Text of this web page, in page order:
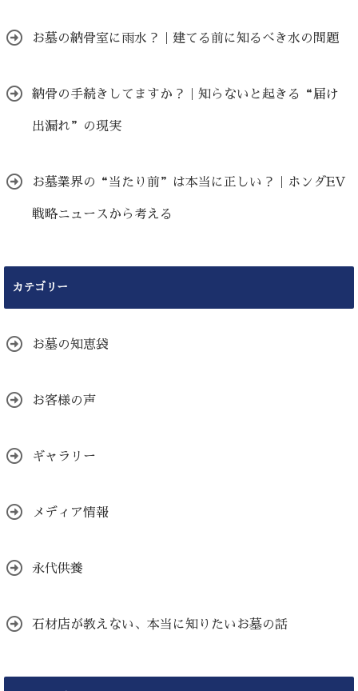
お墓の納骨室に雨水？｜建てる前に知るべき水の問題
納骨の手続きしてますか？｜知らないと起きる“届け
出漏れ”の現実
お墓業界の“当たり前”は本当に正しい？｜ホンダEV
戦略ニュースから考える
カテゴリー
お墓の知恵袋
お客様の声
ギャラリー
メディア情報
永代供養
石材店が教えない、本当に知りたいお墓の話